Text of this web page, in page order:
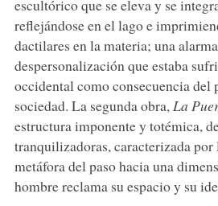
escultórico que se eleva y se
reflejándose en el lago e
dactilares en la materia; una
despersonalización que estaba
occidental como consecuencia del
sociedad. La segunda obra, La
estructura imponente y totémica,
tranquilizadoras, caracterizada por
metáfora del paso hacia una
hombre reclama su espacio y su